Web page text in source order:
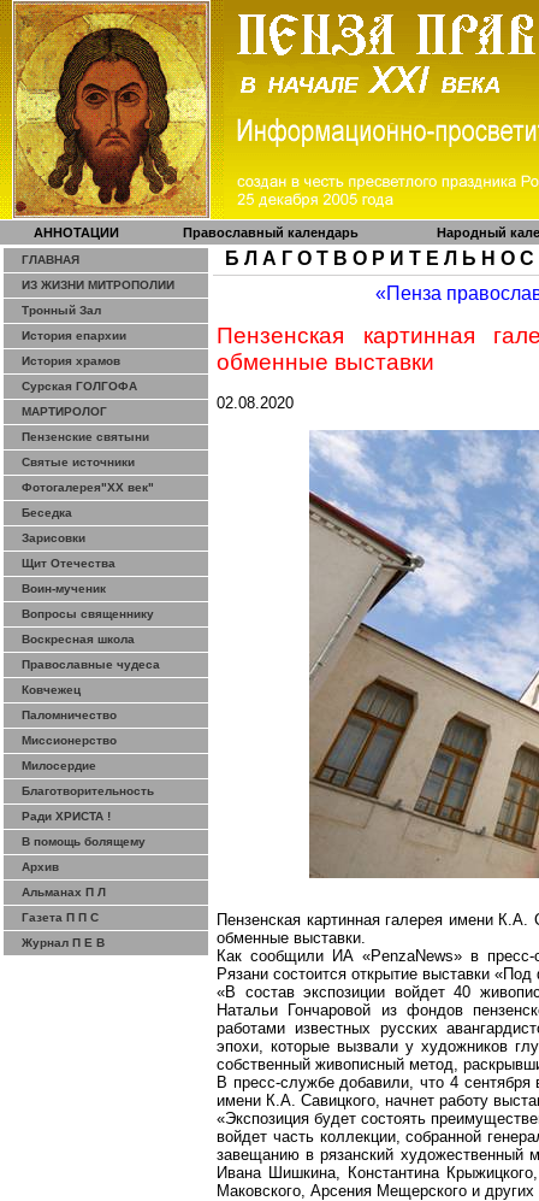
АННОТАЦИИ Православный календарь Народный
ГЛАВНАЯ
ИЗ ЖИЗНИ МИТРОПОЛИИ
Тронный Зал
История епархии
История храмов
Сурская ГОЛГОФА
МАРТИРОЛОГ
Пензенские святыни
Святые источники
Фотогалерея"ХХ век"
Беседка
Зарисовки
Щит Отечества
Воин-мученик
Вопросы священнику
Воскресная школа
Православные чудеса
Ковчежец
Паломничество
Миссионерство
Милосердие
Благотворительность
Ради ХРИСТА !
В помощь болящему
Архив
Альманах П Л
Газета П П С
Журнал П Е В
Б Л А Г О Т В О Р И Т Е Л Ь Н О С
«Пенза
Пензенская картинная
обменные выставки
02.08.2020
Пензенская картинная галерея имени
обменные выставки.
Как сообщили ИА «PenzaNews» в пресс-
Рязани состоится открытие выставки
«В состав экспозиции войдет 40
Натальи Гончаровой из фондов
работами известных русских
эпохи, которые вызвали у художников
собственный живописный метод,
В пресс-службе добавили, что 4
имени К.А. Савицкого, начнет работу
«Экспозиция будет состоять
войдет часть коллекции, собранной
завещанию в рязанский художественный
Ивана Шишкина, Константина Крыжицкого
Маковского, Арсения Мещерского и